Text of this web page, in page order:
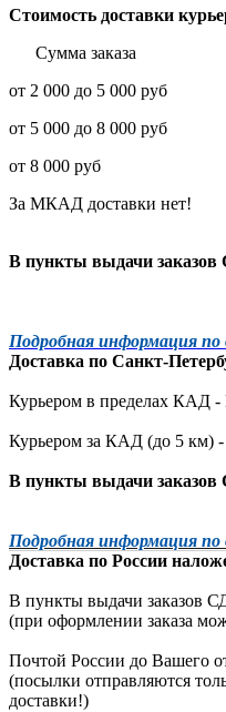
Стоимость доставки
Сумма заказа
от 2 000 до 5 000
от 5 000 до 8 000
от 8 000
За МКАД доставки нет!
В пункты выдачи заказов
Подробная информация по
Доставка по Санкт-
Курьером в пределах КАД -
Курьером за КАД (до 5 км) -
В пункты выдачи заказов
Подробная информация по
Доставка по России
В пункты выдачи заказов
(при оформлении заказа
Почтой России до Вашего
(посылки отправляются
доставки!)